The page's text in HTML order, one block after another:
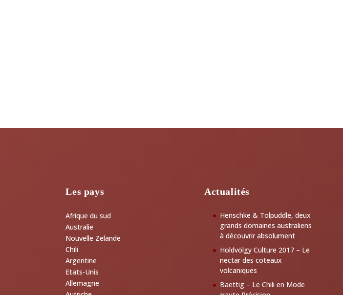
Les pays
Afrique du sud
Australie
Nouvelle Zelande
Chili
Argentine
Etats-Unis
Allemagne
Actualités
Henschke & Tolpuddle, deux
grands domaines australiens
à découvrir absolument
Holdvölgy Culture 2017 – Le
nectar des coteaux
volcaniques
Baettig – Le Chili en Mode